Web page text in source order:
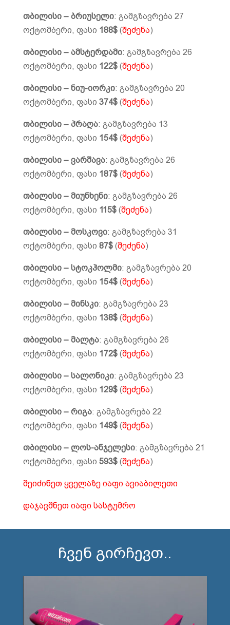
თბილისი – ბრიუსელი: გამგზავრება 27
ოქტომბერი, ფასი 188$(შეძენა)
თბილისი – ამსტერდამი: გამგზავრება 26
ოქტომბერი, ფასი 122$(შეძენა)
თბილისი – ნიუ-იორკი: გამგზავრება 20
ოქტომბერი, ფასი 374$(შეძენა)
თბილისი – პრაღა: გამგზავრება 13
ოქტომბერი, ფასი 154$(შეძენა)
თბილისი – ვარშავა: გამგზავრება 26
ოქტომბერი, ფასი 187$(შეძენა)
თბილისი – მიუნხენი: გამგზავრება 26
ოქტომბერი, ფასი 115$(შეძენა)
თბილისი – მოსკოვი: გამგზავრება 31
ოქტომბერი, ფასი 87$(შეძენა)
თბილისი – სტოკჰოლმი: გამგზავრება 20
ოქტომბერი, ფასი 154$(შეძენა)
თბილისი – მინსკი: გამგზავრება 23
ოქტომბერი, ფასი 138$(შეძენა)
თბილისი – მალტა: გამგზავრება 26
ოქტომბერი, ფასი 172$(შეძენა)
თბილისი – სალონიკი: გამგზავრება 23
ოქტომბერი, ფასი 129$(შეძენა)
თბილისი – რიგა: გამგზავრება 22
ოქტომბერი, ფასი 149$(შეძენა)
თბილისი – ლოს-ანჯელესი: გამგზავრება 21
ოქტომბერი, ფასი 593$(შეძენა)
შეიძინეთ ყველაზე იაფი ავიაბილეთი
დაჯავშნეთ იაფი სასტუმრო
ჩვენ გირჩევთ..